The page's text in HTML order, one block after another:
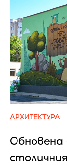
АРХИТЕКТУРА
Обновена